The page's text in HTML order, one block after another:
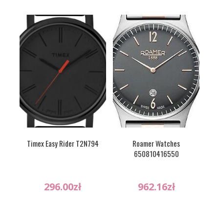
Timex Easy Rider T2N794
296.00zł
Roamer Watches
650810416550
962.16zł